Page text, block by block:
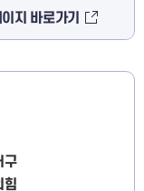
지 바로가기
구
힘